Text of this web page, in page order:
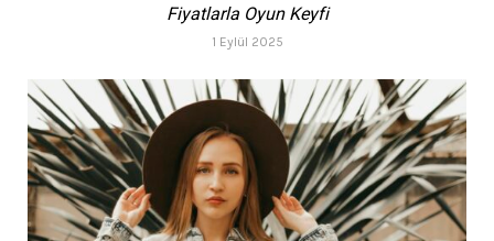
Fiyatlarla Oyun Keyfi
1 Eylül 2025